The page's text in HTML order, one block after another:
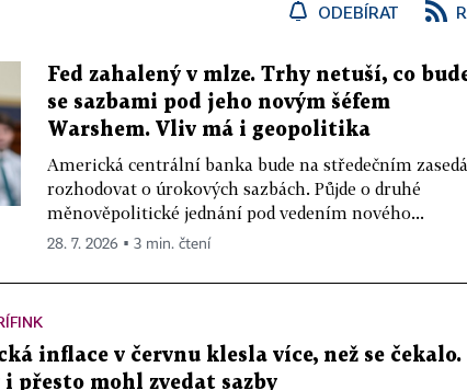
ODEBÍRAT
Fed zahalený v mlze. Trhy netuší, co
se sazbami pod jeho novým šéfem
Warshem. Vliv má i geopolitika
Americká centrální banka bude na středečním
rozhodovat o úrokových sazbách. Půjde o druhé
měnověpolitické jednání pod vedením nového...
28. 7. 2026 ▪ 3 min. čtení
inflace v červnu klesla více, než se čekalo.
i přesto mohl zvedat sazby